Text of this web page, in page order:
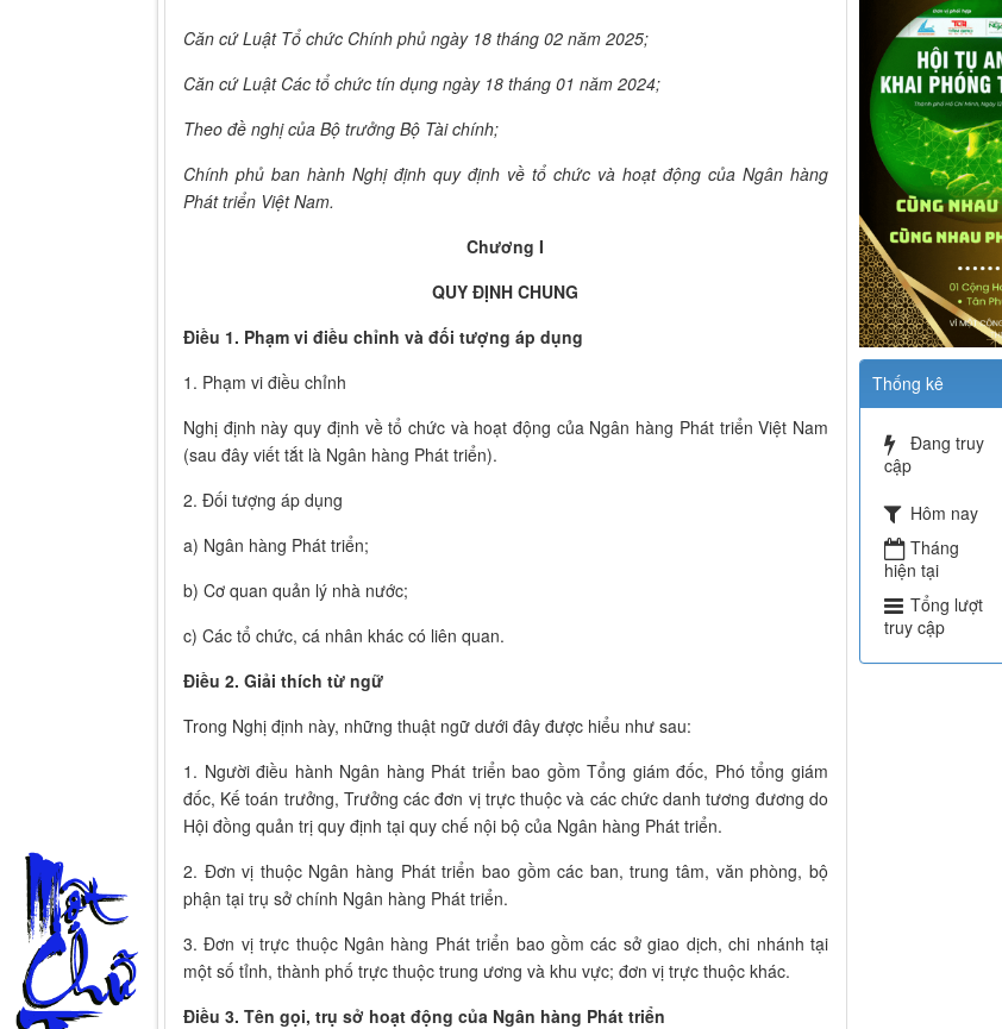
Căn cứ Luật Tổ chức Chính phủ ngày 18 tháng 02 năm 2025;
Căn cứ Luật Các tổ chức tín dụng ngày 18 tháng 01 năm 2024;
Theo đề nghị của Bộ trưởng Bộ Tài chính;
Chính phủ ban hành Nghị định quy định về tổ chức và hoạt động của Ngân hàng
Phát triển Việt Nam.
Chương I
QUY ĐỊNH CHUNG
Điều 1. Phạm vi điều chỉnh và đối tượng áp dụng
1. Phạm vi điều chỉnh
Nghị định này quy định về tổ chức và hoạt động của Ngân hàng Phát triển Việt Nam
(sau đây viết tắt là Ngân hàng Phát triển).
2. Đối tượng áp dụng
a) Ngân hàng Phát triển;
b) Cơ quan quản lý nhà nước;
c) Các tổ chức, cá nhân khác có liên quan.
Điều 2. Giải thích từ ngữ
Trong Nghị định này, những thuật ngữ dưới đây được hiểu như sau:
1. Người điều hành Ngân hàng Phát triển bao gồm Tổng giám đốc, Phó tổng giám
đốc, Kế toán trưởng, Trưởng các đơn vị trực thuộc và các chức danh tương đương do
Hội đồng quản trị quy định tại quy chế nội bộ của Ngân hàng Phát triển.
2. Đơn vị thuộc Ngân hàng Phát triển bao gồm các ban, trung tâm, văn phòng, bộ
phận tại trụ sở chính Ngân hàng Phát triển.
3. Đơn vị trực thuộc Ngân hàng Phát triển bao gồm các sở giao dịch, chi nhánh tại
một số tỉnh, thành phố trực thuộc trung ương và khu vực; đơn vị trực thuộc khác.
Điều 3. Tên gọi, trụ sở hoạt động của Ngân hàng Phát triển
Thống kê
Đang truy
cập
Hôm nay
Tháng
hiện tại
Tổng lượt
truy cập